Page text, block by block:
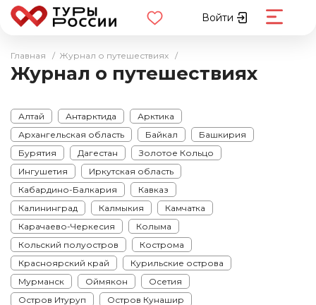
Войти
Главная / Журнал о путешествиях /
Журнал о путешествиях
Алтай Антарктида
Арктика
Архангельская область
Байкал
Башкирия
Бурятия
Дагестан
Золотое Кольцо
Ингушетия
Иркутская область
Кабардино-Балкария
Кавказ
Калининград
Калмыкия
Камчатка
Карачаево-Черкесия
Колыма
Кольский полуостров
Кострома
Красноярский край
Курильские острова
Мурманск
Оймякон
Осетия
Остров Итуруп
Остров Кунашир